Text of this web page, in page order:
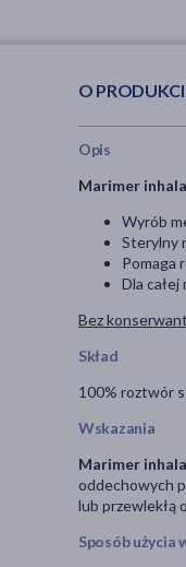
O
Opis
Marimer
Wyrób
Sterylny
Pomaga
Dla
Bez
Skład
100% roztwór
Wskazania
Marimer
oddechowych
lub przewlekłą
Sposób użycia